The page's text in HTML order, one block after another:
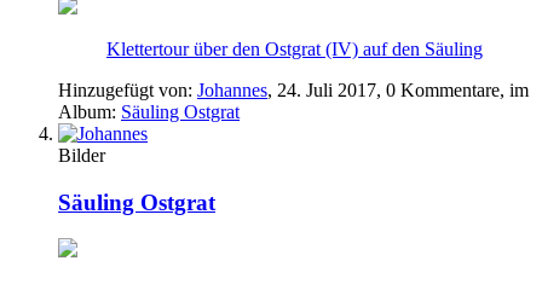
Klettertour über den Ostgrat (IV) auf den Säuling
Hinzugefügt von: Johannes, 24. Juli 2017, 0 Kommentare, im
Album: Säuling Ostgrat
Bilder
Säuling Ostgrat